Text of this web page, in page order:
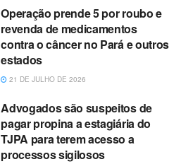
Operação prende 5 por roubo e
revenda de medicamentos
contra o câncer no Pará e outros
estados
21 DE JULHO DE 2026
Advogados são suspeitos de
pagar propina a estagiária do
TJPA para terem acesso a
processos sigilosos